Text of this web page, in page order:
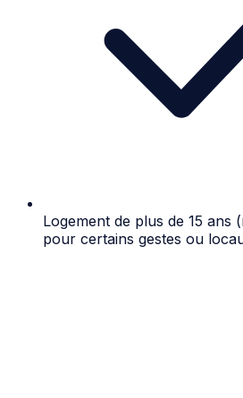
Logement de plus de 15 ans
pour certains gestes ou